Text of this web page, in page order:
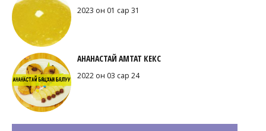
2023 он 01 сар 31
АНАНАСТАЙ АМТАТ КЕКС
2022 он 03 сар 24